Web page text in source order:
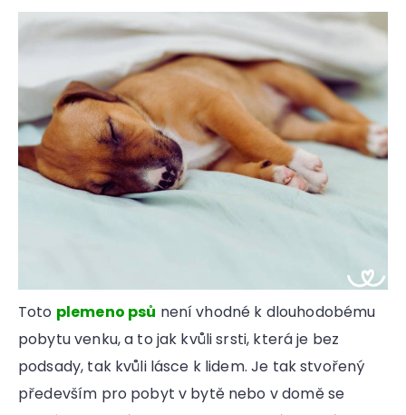
Toto plemeno psů není vhodné k dlouhodobému
pobytu venku, a to jak kvůli srsti, která je bez
podsady, tak kvůli lásce k lidem. Je tak stvořený
především pro pobyt v bytě nebo v domě se